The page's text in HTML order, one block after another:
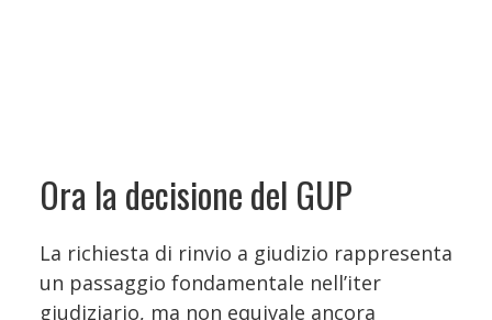
Ora la decisione del GUP
La richiesta di rinvio a giudizio rappresenta
un passaggio fondamentale nell’iter
giudiziario, ma non equivale ancora